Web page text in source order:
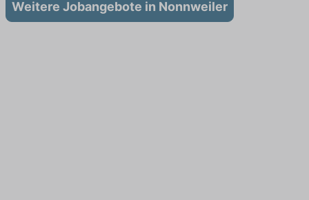
Weitere Jobangebote in Nonnweiler